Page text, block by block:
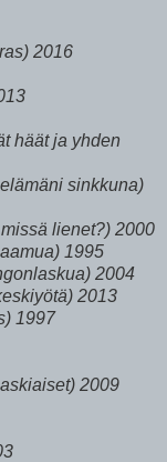
2016
häät ja yhden
sinkkuna)
lienet?) 2000
1995
2004
2013
1997
2009